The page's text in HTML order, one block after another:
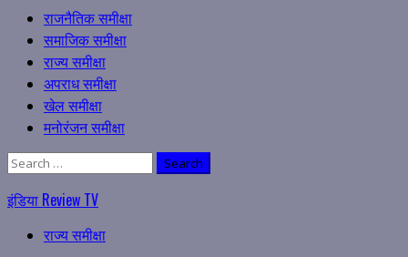
Primary
Menu
राजनैतिक समीक्षा
समाजिक समीक्षा
राज्य समीक्षा
अपराध समीक्षा
खेल समीक्षा
मनोरंजन समीक्षा
Search
इंडिया Review TV
राज्य समीक्षा